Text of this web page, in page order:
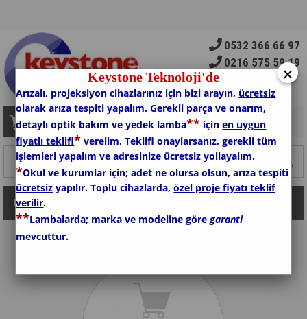
0532 366 66 97
0216 575 59 19
Sepetim 0 Ürün
Kategoriler
×
Keystone Teknoloji'de
Arızalı, projeksiyon cihazlarınız için bizi arayın, ücretsiz
olarak arıza tespiti yapalım. Gerekli parça ve onarım,
detaylı optik bakım ve yedek lamba** içinen uygun
fiyatlı teklifi* verelim. Teklifi onaylarsanız, gerekli tüm
işlemleri yapalım ve adresinize ücretsiz yollayalım.
*Okul ve kurumlar için; adet ne olursa olsun, arıza tespiti
ücretsiz yapılır. Toplu cihazlarda,özel proje fiyatı teklif
verilir.
**Lambalarda; marka ve modeline göregaranti
mevcuttur.